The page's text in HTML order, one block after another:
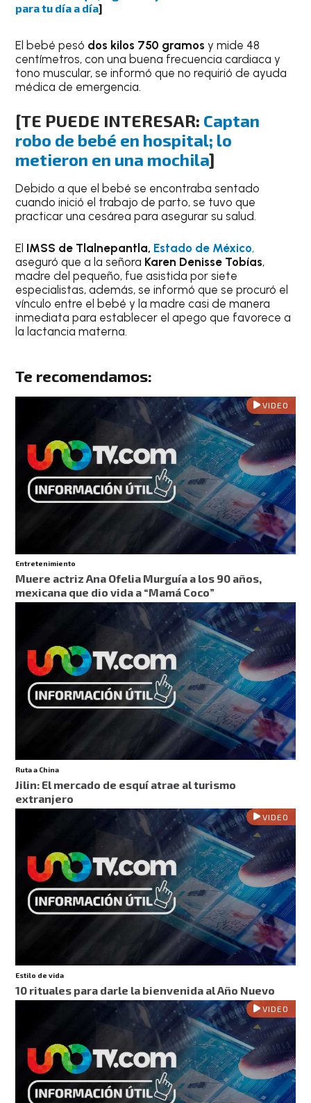
para tu día a día]
El bebé pesó dos kilos 750 gramosy mide 48
centímetros, con una buena frecuencia cardiaca y
tono muscular, se informó que no requirió de ayuda
médica de emergencia.
[TE PUEDE INTERESAR: Captan
robo de bebé en hospital; lo
metieron en una mochila]
Debido a que el bebé se encontraba sentado
cuando inició el trabajo de parto, se tuvo que
practicar una cesárea para asegurar su salud.
El IMSS de Tlalnepantla, Estado de México,
aseguró que a la señora Karen Denisse Tobías,
madre del pequeño, fue asistida por siete
especialistas, además, se informó que se procuró el
vínculo entre el bebé y la madre casi de manera
inmediata para establecer el apego que favorece a
la lactancia materna.
Te recomendamos:
VIDEO
Entretenimiento
Muere actriz Ana Ofelia Murguía a los 90 años,
mexicana que dio vida a “Mamá Coco”
Ruta a China
Jilin: El mercado de esquí atrae al turismo
extranjero
VIDEO
Estilo de vida
10 rituales para darle la bienvenida al Año Nuevo
VIDEO